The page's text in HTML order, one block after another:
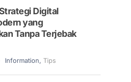
Digital
yang
Tanpa Terjebak
Information, Tips